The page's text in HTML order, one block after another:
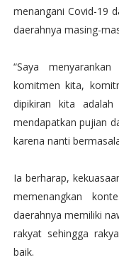
menangani Covid-19
daerahnya masing-
“Saya
komitmen kita,
dipikiran kita
mendapatkan pujian
karena nanti
Ia berharap,
memenangkan
daerahnya memiliki
rakyat sehingga
baik.